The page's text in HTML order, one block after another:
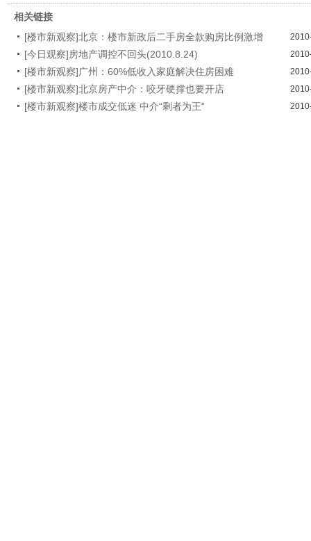
相关链接
[楼市新观察]北京：楼市新政后二手房全款购房比例激增
[今日观察]房地产调控不回头(2010.8.24)
[楼市新观察]广州：60%低收入家庭解决住房困难
[楼市新观察]北京房产中介：咬牙硬撑也要开店
[楼市新观察]楼市成交低迷 中介“剩者为王”